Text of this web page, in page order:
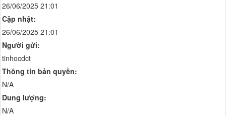
26/06/2025 21:01
Cập nhật:
26/06/2025 21:01
Người gửi:
tinhocdct
Thông tin bản quyền:
N/A
Dung lượng:
N/A